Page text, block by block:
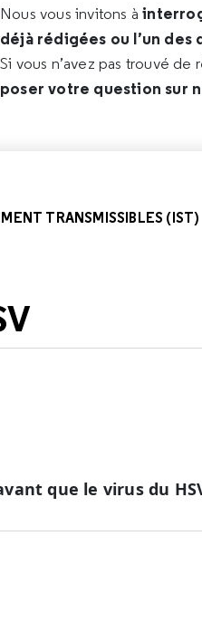
Nous vous invitons à
déjà rédigées ou l’un
Si vous n’avez pas trouvé
poser votre question sur
TRANSMISSIBLES (IST)
que le virus du